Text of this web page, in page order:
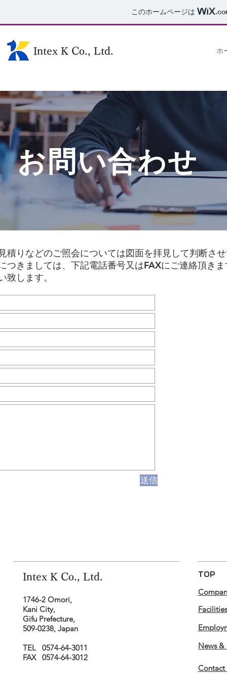
このホームページは
Intex K Co., Ltd. ホ
お問い合わせ
積りなどのご照会については図面を拝見して判断さ
つきましては、下記電話番号又はFAXにご連絡頂き
致します。
送信
Intex K Co., Ltd.
TOP
Facilities
1746-2 Omori,
Kani City,
Gifu Prefecture,
509-0238, Japan
TEL 0574-64-3011
FAX 0574-64-3012
News &
Contact